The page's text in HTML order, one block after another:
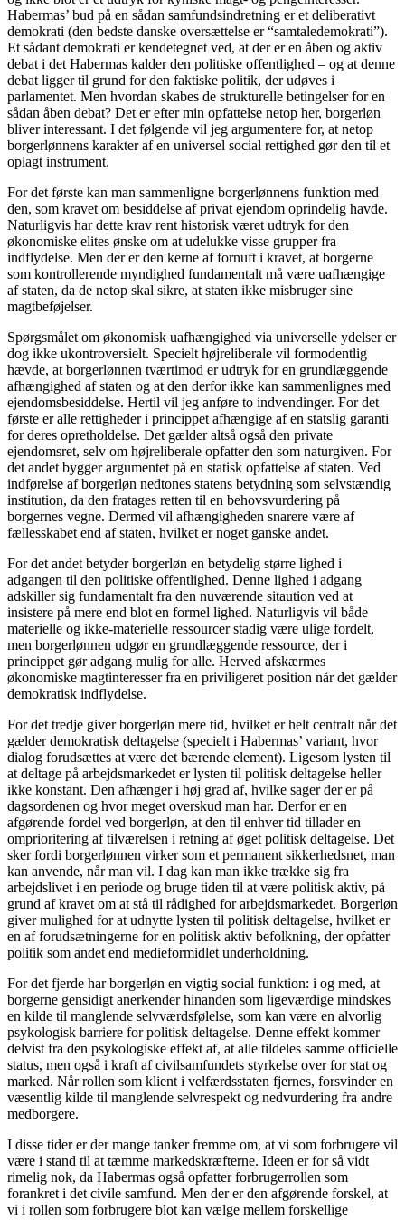
Habermas’ bud på en sådan samfundsindretning er et deliberativt
demokrati (den bedste danske oversættelse er “samtaledemokrati”).
Et sådant demokrati er kendetegnet ved, at der er en åben og aktiv
debat i det Habermas kalder den politiske offentlighed – og at denne
debat ligger til grund for den faktiske politik, der udøves i
parlamentet. Men hvordan skabes de strukturelle betingelser for en
sådan åben debat? Det er efter min opfattelse netop her, borgerløn
bliver interessant. I det følgende vil jeg argumentere for, at netop
borgerlønnens karakter af en universel social rettighed gør den til et
oplagt instrument.
For det første kan man sammenligne borgerlønnens funktion med
den, som kravet om besiddelse af privat ejendom oprindelig havde.
Naturligvis har dette krav rent historisk været udtryk for den
økonomiske elites ønske om at udelukke visse grupper fra
indflydelse. Men der er den kerne af fornuft i kravet, at borgerne
som kontrollerende myndighed fundamentalt må være uafhængige
af staten, da de netop skal sikre, at staten ikke misbruger sine
magtbeføjelser.
Spørgsmålet om økonomisk uafhængighed via universelle ydelser er
dog ikke ukontroversielt. Specielt højreliberale vil formodentlig
hævde, at borgerlønnen tværtimod er udtryk for en grundlæggende
afhængighed af staten og at den derfor ikke kan sammenlignes med
ejendomsbesiddelse. Hertil vil jeg anføre to indvendinger. For det
første er alle rettigheder i princippet afhængige af en statslig garanti
for deres opretholdelse. Det gælder altså også den private
ejendomsret, selv om højreliberale opfatter den som naturgiven. For
det andet bygger argumentet på en statisk opfattelse af staten. Ved
indførelse af borgerløn nedtones statens betydning som selvstændig
institution, da den fratages retten til en behovsvurdering på
borgernes vegne. Dermed vil afhængigheden snarere være af
fællesskabet end af staten, hvilket er noget ganske andet.
For det andet betyder borgerløn en betydelig større lighed i
adgangen til den politiske offentlighed. Denne lighed i adgang
adskiller sig fundamentalt fra den nuværende sitaution ved at
insistere på mere end blot en formel lighed. Naturligvis vil både
materielle og ikke-materielle ressourcer stadig være ulige fordelt,
men borgerlønnen udgør en grundlæggende ressource, der i
princippet gør adgang mulig for alle. Herved afskærmes
økonomiske magtinteresser fra en priviligeret position når det gælder
demokratisk indflydelse.
For det tredje giver borgerløn mere tid, hvilket er helt centralt når det
gælder demokratisk deltagelse (specielt i Habermas’ variant, hvor
dialog forudsættes at være det bærende element). Ligesom lysten til
at deltage på arbejdsmarkedet er lysten til politisk deltagelse heller
ikke konstant. Den afhænger i høj grad af, hvilke sager der er på
dagsordenen og hvor meget overskud man har. Derfor er en
afgørende fordel ved borgerløn, at den til enhver tid tillader en
omprioritering af tilværelsen i retning af øget politisk deltagelse. Det
sker fordi borgerlønnen virker som et permanent sikkerhedsnet, man
kan anvende, når man vil. I dag kan man ikke trække sig fra
arbejdslivet i en periode og bruge tiden til at være politisk aktiv, på
grund af kravet om at stå til rådighed for arbejdsmarkedet. Borgerløn
giver mulighed for at udnytte lysten til politisk deltagelse, hvilket er
en af forudsætningerne for en politisk aktiv befolkning, der opfatter
politik som andet end medieformidlet underholdning.
For det fjerde har borgerløn en vigtig social funktion: i og med, at
borgerne gensidigt anerkender hinanden som ligeværdige mindskes
en kilde til manglende selvværdsfølelse, som kan være en alvorlig
psykologisk barriere for politisk deltagelse. Denne effekt kommer
delvist fra den psykologiske effekt af, at alle tildeles samme officielle
status, men også i kraft af civilsamfundets styrkelse over for stat og
marked. Når rollen som klient i velfærdsstaten fjernes, forsvinder en
væsentlig kilde til manglende selvrespekt og nedvurdering fra andre
medborgere.
I disse tider er der mange tanker fremme om, at vi som forbrugere vil
være i stand til at tæmme markedskræfterne. Ideen er for så vidt
rimelig nok, da Habermas også opfatter forbrugerrollen som
forankret i det civile samfund. Men der er den afgørende forskel, at
vi i rollen som forbrugere blot kan vælge mellem forskellige